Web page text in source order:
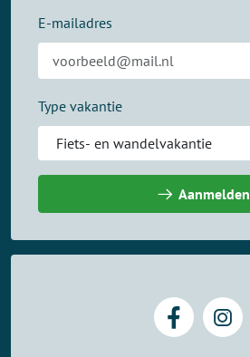
E-mailadres
Type vakantie
Aanmelden